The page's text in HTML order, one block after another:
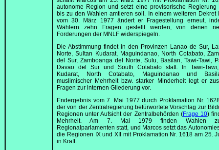
autonome Region und setzt eine provisorische Regierung
bis zu den Wahlen amtieren soll. In einem weiteren Dekret
vom30. März 1977 ändert er Fragestellung erneut,
Wählern zehn Fragen gestellt werden, von denen
Forderungen der MNLF widerspiegeln.
Die Abstimmung findet in den Provinzen Lanao de Sur,
Norte, Sultan Kudarat, Maguindanao, North Cotabato,
del Sur, Zamboanga del Norte, Sulu, Basilan, Tawi-Tawi,
Davao del Sur und South Cotabato statt. In Tawi-
Kudarat, North Cotabato, Maguindanao und
muslimischer Mehrheit bzw. starker Minderheit legt er
Fragen zur internen Gliederung vor.
Endergebnis vom7. Mai 1977 durch Proklamation Nr.
der von der Zentralregierung befürwortete Vorschlag zur
Regionen unter Aufsicht der Zentralbehörden (Frage 10)
Mehrheit. Am 7. Mai 1979 finden Wahlen
Regionalparlamenten statt, und Marcos setzt das
die Regionen IX und XII mit Proklamation Nr. 1618 am 25.
in Kraft.